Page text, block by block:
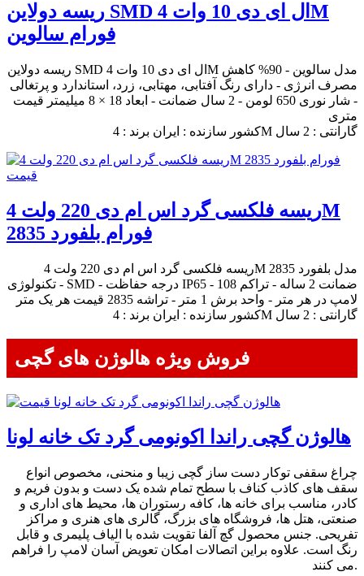
ریسه دولاین SMD ال ای دی 10 وات 4M
فورام سالوین
ریسه دولاین SMD ال ای دی 10 وات 4M مدل سالوین - 90% کاهش
مصرف انرژی - دارای رنگ آفتابی، مهتابی، زرد، استاندارد و پرتغالی
- شار نوری 650 لومن - 2 سال ضمانت - ابعاد 18 × 8 میلیمتر قیمت
متری
کشور سازنده : ایران برند : 4M گارانتی : 2 سال
ریسه فلکسی گرد اس ام دی 220 ولت 4M
فورام بلفورد 2835
ریسه فلکسی گرد اس ام دی 220 ولت 4M مدل بلفورد 2835
- تکنولوژی SMD - درجه حفاظت IP65 - ضمانت 2 ساله - تراکم 108
لامپ در هر متر - واحد برش 1 متر - تراشه 2835 قیمت هر یک متر
کشور سازنده : ایران برند : 4M گارانتی : 2 سال
فروش ویژه هالوژن های گچی
هالوژن گچی راندا اکونومی گرد تک خانه لونا
چراغ سقفی توکار دست ساز گچی زیبا و منحنی، مخصوص انواع
سقف های کاذب کناف با سطح تمام شده یک دست و بدون فریم و
کادر، مناسب برای خانه ها، کافه رستوران ها، محیط های اداری و
صنعتی، هتل ها، فروشگاه های بزرگ، گالری های هنری و مراکز
تفریحی. جنس محصول گچ آلفا تقویت شده با الیاف پلیمری و قابل
رنگ است. علاوه براین اتصالات امکان تعویض آسان لامپ را فراهم
می کنند.